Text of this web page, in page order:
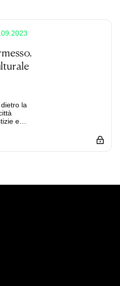
la
e